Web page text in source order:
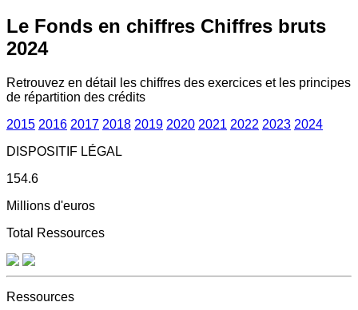
Le Fonds en chiffres Chiffres bruts
2024
Retrouvez en détail les chiffres des exercices et les principes
de répartition des crédits
2015 2016 2017 2018 2019 2020 2021 2022 2023 2024
DISPOSITIF LÉGAL
154.6
Millions d'euros
Total Ressources
Ressources